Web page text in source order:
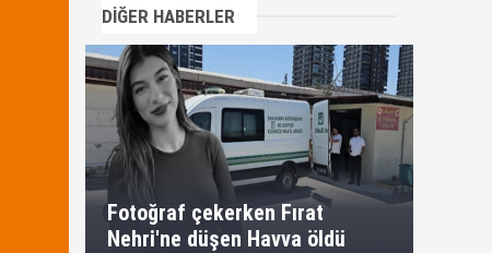
DİĞER HABERLER
Fotoğraf çekerken Fırat
Nehri'ne düşen Havva öldü